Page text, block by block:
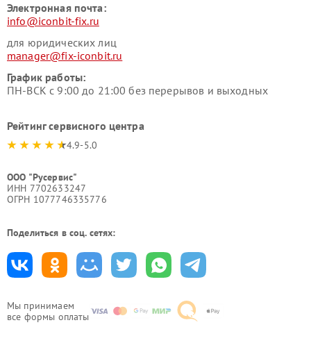
Мы принимаем
все формы оплаты
Электронная почта:
info@iconbit-fix.ru
для юридических лиц
manager@fix-iconbit.ru
График работы:
ПН-ВСК с 9:00 до 21:00 без перерывов и выходных
Рейтинг сервисного центра
4.9-5.0
ООО "Русервис"
ИНН 7702633247
ОГРН 1077746335776
Поделиться в соц. сетях: